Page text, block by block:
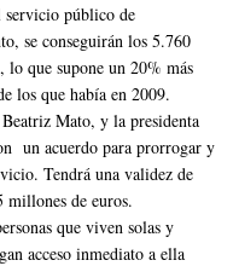
servicio público de
se conseguirán los 5.760
que supone un 20% más
los que había en 2009.
Mato, y la presidenta
un acuerdo para prorrogar y
Tendrá una validez de
millones de euros.
que viven solas y
acceso inmediato a ella